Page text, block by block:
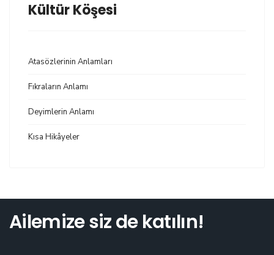
Kültür Köşesi
Atasözlerinin Anlamları
Fıkraların Anlamı
Deyimlerin Anlamı
Kısa Hikâyeler
Ailemize siz de katılın!